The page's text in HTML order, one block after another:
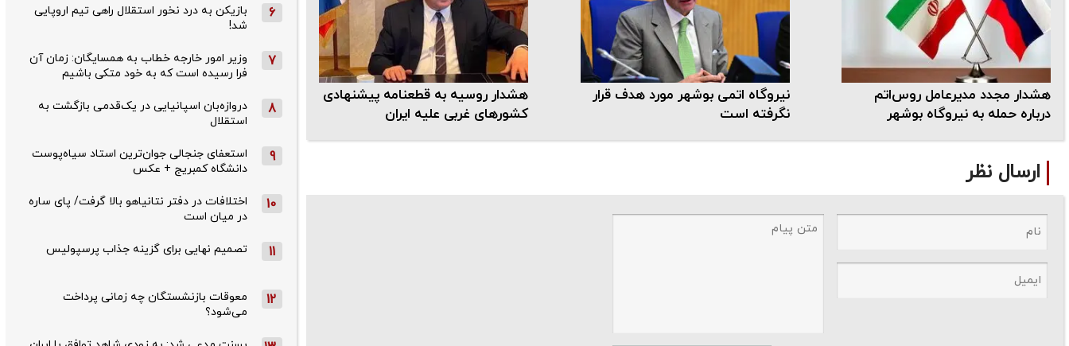
هشدار مجدد مدیرعامل روس‌اتم
درباره حمله به نیروگاه بوشهر
نیروگاه اتمی بوشهر مورد هدف قرار
نگرفته است
هشدار روسیه به قطعنامه پیشنهادی
کشورهای غربی علیه ایران
ارسال نظر
6
بازیکن به درد نخور استقلال راهی تیم اروپایی
شد!
7
وزیر امور خارجه خطاب به همسایگان: زمان آن
فرا رسیده است که به خود متکی باشیم
8
دروازه‌بان اسپانیایی در یک‌قدمی بازگشت به
استقلال
9
استعفای جنجالی جوان‌ترین استاد سیاه‌پوست
دانشگاه کمبریج + عکس
10
اختلافات در دفتر نتانیاهو بالا گرفت/ پای ساره
در میان است
11 تصمیم نهایی برای گزینه جذاب پرسپولیس
12
معوقات بازنشستگان چه زمانی پرداخت
می‌شود؟